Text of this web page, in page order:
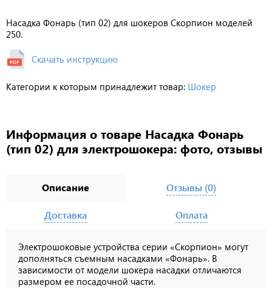
Насадка Фонарь (тип 02) для шокеров Скорпион моделей
250.
Скачать инструкцию
Категории к которым принадлежит товар: Шокер
Информация о товаре Насадка Фонарь
(тип 02) для электрошокера: фото, отзывы
Описание
Электрошоковые устройства серии «Скорпион» могут
дополняться съемным насадками «Фонарь». В
зависимости от модели шокера насадки отличаются
размером ее посадочной части.
Отзывы (0)
Доставка Оплата